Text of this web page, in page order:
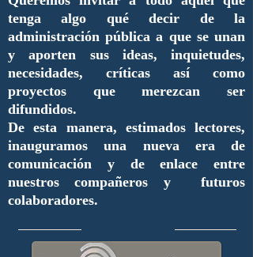
tenga algo qué decir de la
administración pública a que se unan
y aporten sus ideas, inquietudes,
necesidades, críticas así como
proyectos que merezcan ser
difundidos.
De esta manera, estimados lectores,
inauguramos una nueva era de
comunicación y de enlace entre
nuestros compañeros y futuros
colaboradores.